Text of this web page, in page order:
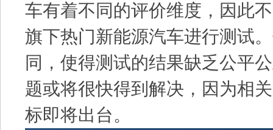
车有着不同的评价维度，因此
旗下热门新能源汽车进行测试
同，使得测试的结果缺乏公平
题或将很快得到解决，因为相
标即将出台。